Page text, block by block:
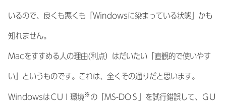
いるので、良くも悪くも「Windowsに染まっている状態」かも
知れません。
Macをすすめる人の理由(利点）はだいたい「直観的で使いやす
い」というものです。これは、全くその通りだと思います。
WindowsはＣUＩ環境※ の「MS-DOＳ」を試行錯誤して、ＧＵ